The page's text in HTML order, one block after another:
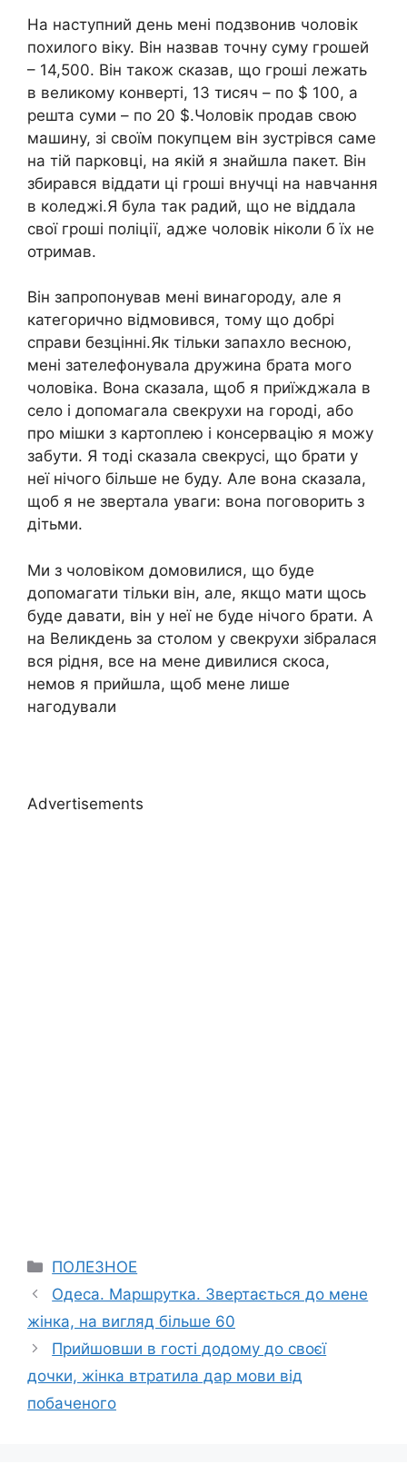
На наступний день мені подзвонив чоловік
похилого віку. Він назвав точну суму грошей
– 14,500. Він також сказав, що гроші лежать
в великому конверті, 13 тисяч – по $ 100, а
решта суми – по 20 $.Чоловік продав свою
машину, зі своїм покупцем він зустрівся саме
на тій парковці, на якій я знайшла пакет. Він
збирався віддати ці гроші внучці на навчання
в коледжі.Я була так радий, що не віддала
свої гроші поліції, адже чоловік ніколи б їх не
отримав.
Він запропонував мені винагороду, але я
категорично відмовився, тому що добрі
справи безцінні.Як тільки запахло весною,
мені зателефонувала дружина брата мого
чоловіка. Вона сказала, щоб я приїжджала в
село і допомагала свекрухи на городі, або
про мішки з картоплею і консервацію я можу
забути. Я тоді сказала свекрусі, що брати у
неї нічого більше не буду. Але вона сказала,
щоб я не звертала уваги: вона поговорить з
дітьми.
Ми з чоловіком домовилися, що буде
допомагати тільки він, але, якщо мати щось
буде давати, він у неї не буде нічого брати. А
на Великдень за столом у свекрухи зібралася
вся рідня, все на мене дивилися скоса,
немов я прийшла, щоб мене лише
нагодували
Advertisements
Categories
ПОЛЕЗНОЕ
Одеса. Маршрутка. Звертається до мене
жінка, на вигляд більше 60
Прийшовши в гості додому до своєї
дочки, жінка втратила дар мови від
побаченого